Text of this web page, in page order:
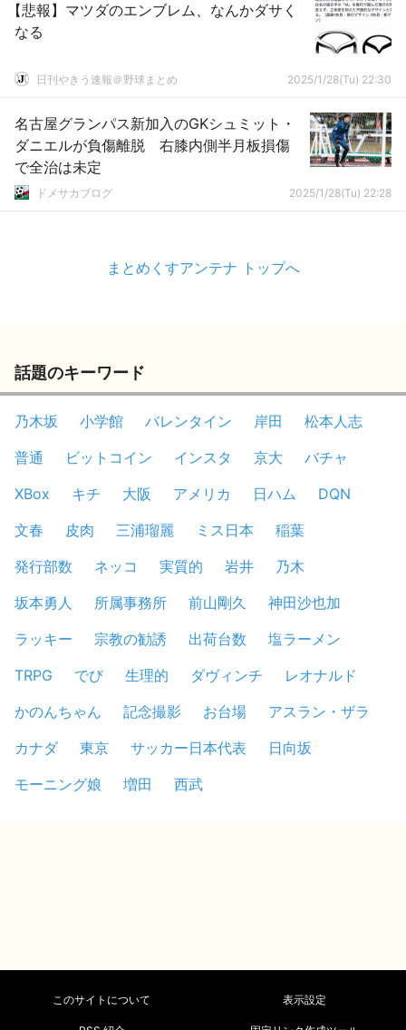
【悲報】マツダのエンブレム、なんかダサく
なる
日刊やきう速報＠野球まとめ 2025/1/28(Tu) 22:30
名古屋グランパス新加入のGKシュミット・
ダニエルが負傷離脱 右膝内側半月板損傷
で全治は未定
ドメサカブログ 2025/1/28(Tu) 22:28
まとめくすアンテナ トップへ
話題のキーワード
乃木坂 小学館 バレンタイン 岸田
松本人志
普通
ビットコイン インスタ 京大
バチャ
XBox
キチ 大阪 アメリカ 日ハム
DQN
文春
皮肉 三浦瑠麗 ミス日本
稲葉
発行部数
ネッコ 実質的 岩井
乃木
坂本勇人
所属事務所 前山剛久
神田沙也加
ラッキー
宗教の勧誘 出荷台数
塩ラーメン
TRPG
でび 生理的 ダヴィンチ
レオナルド
かのんちゃん
記念撮影 お台場
アスラン・ザラ
カナダ
東京 サッカー日本代表
日向坂
モーニング娘
増田 西武
このサイトについて 表示設定